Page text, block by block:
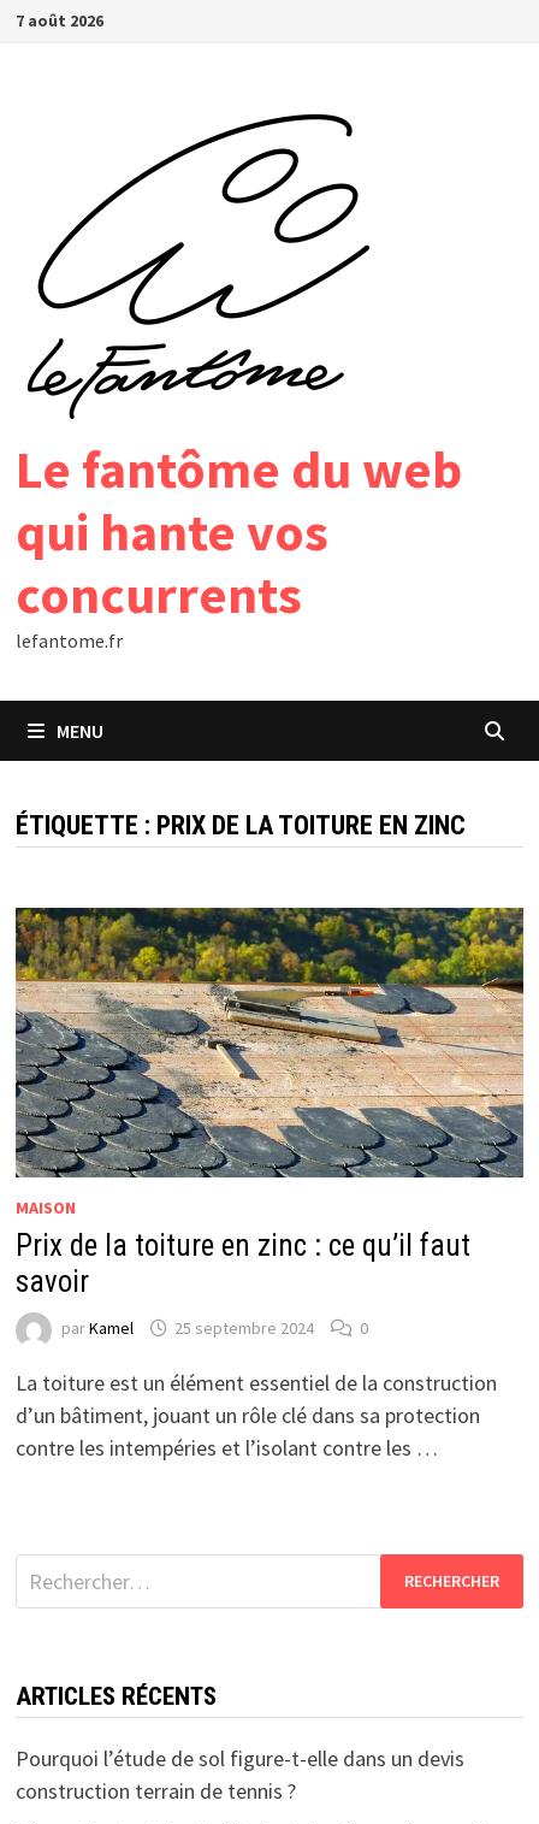
Passer
7 août 2026
Le fantôme du web
qui hante vos
concurrents
lefantome.fr
MENU
ÉTIQUETTE : PRIX DE LA TOITURE EN ZINC
MAISON
Prix de la toiture en zinc : ce qu’il faut
savoir
parKamel 25 septembre 2024 0
La toiture est un élément essentiel de la construction
d’un bâtiment, jouant un rôle clé dans sa protection
contre les intempéries et l’isolant contre les …
Rechercher :
ARTICLES RÉCENTS
Pourquoi l’étude de sol figure-t-elle dans un devis
construction terrain de tennis ?